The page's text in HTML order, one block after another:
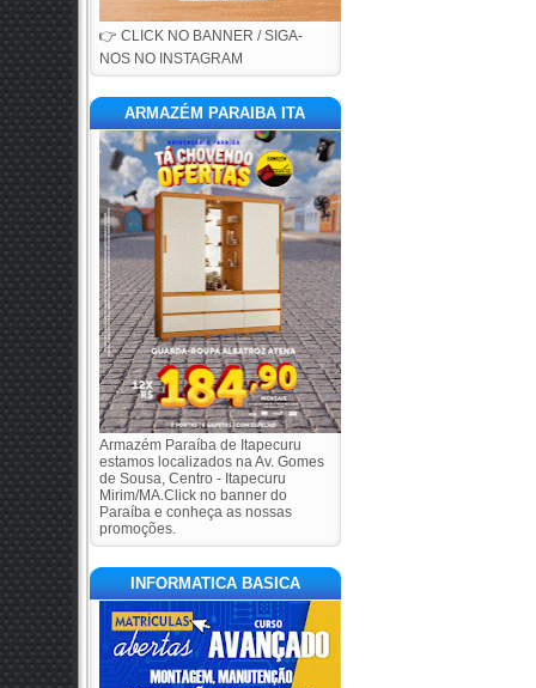
👉 CLICK NO BANNER / SIGA-
NOS NO INSTAGRAM
ARMAZÉM PARAIBA ITA
Armazém Paraíba de Itapecuru
estamos localizados na Av. Gomes
de Sousa, Centro - Itapecuru
Mirim/MA.Click no banner do
Paraíba e conheça as nossas
promoções.
INFORMATICA BASICA